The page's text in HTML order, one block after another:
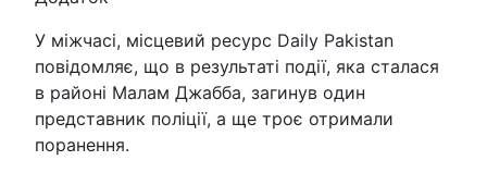
У міжчасі, місцевий ресурс Daily Pakistan
повідомляє, що в результаті події, яка сталася
в районі Малам Джабба, загинув один
представник поліції, а ще троє отримали
поранення.